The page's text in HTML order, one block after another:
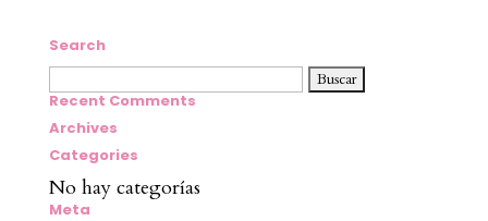
Search
Buscar:
Recent Comments
Archives
Categories
No hay categorías
Meta